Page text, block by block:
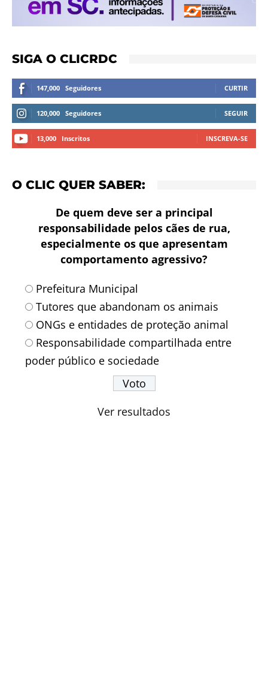
SIGA O CLICRDC
147,000 Seguidores CURTIR
120,000 Seguidores SEGUIR
13,000 Inscritos INSCREVA-SE
O CLIC QUER SABER:
De quem deve ser a principal
responsabilidade pelos cães de rua,
especialmente os que apresentam
comportamento agressivo?
Prefeitura Municipal
Tutores que abandonam os animais
ONGs e entidades de proteção animal
Responsabilidade compartilhada entre
poder público e sociedade
Ver resultados